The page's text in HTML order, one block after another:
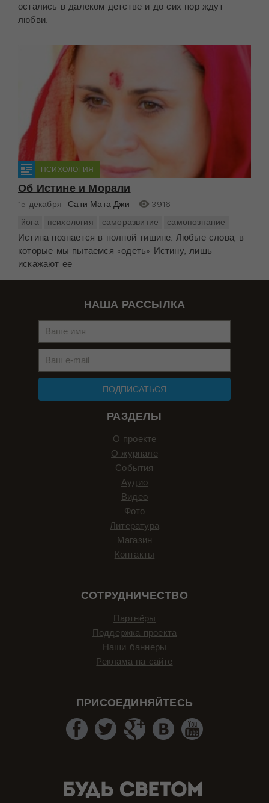
остались в далеком детстве и до сих пор ждут
любви.
ПСИХОЛОГИЯ
Об Истине и Морали
15 декабря Сати Мата Джи
3916
йога
психология саморазвитие самопознание
Истина познается в полной тишине. Любые слова, в
которые мы пытаемся «одеть» Истину, лишь
искажают ее
РАЗДЕЛЫ
О проекте
О журнале
События
Аудио
Видео
Фото
Литература
Магазин
Контакты
СОТРУДНИЧЕСТВО
Партнёры
Поддержка проекта
Наши баннеры
Реклама на сайте
ПРИСОЕДИНЯЙТЕСЬ
НАША РАССЫЛКА
ПОДПИСАТЬСЯ